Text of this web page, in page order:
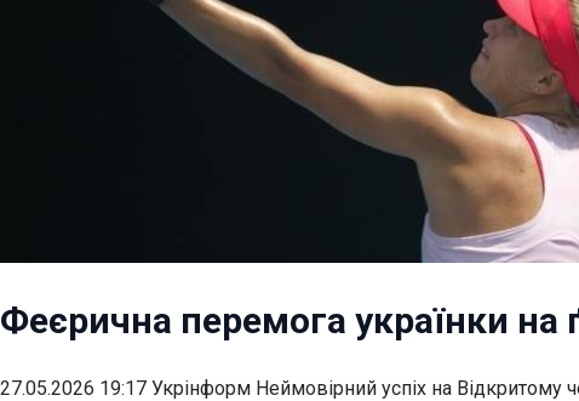
Феєрична перемога українки на
27.05.2026 19:17 Укрінформ Неймовірний успіх на Відкритому